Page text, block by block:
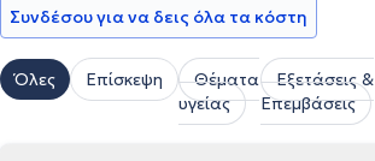
Συνδέσου για να δεις όλα τα κόστη
Όλες Επίσκεψη
Θέματα
υγείας
Εξετάσεις &
Επεμβάσεις